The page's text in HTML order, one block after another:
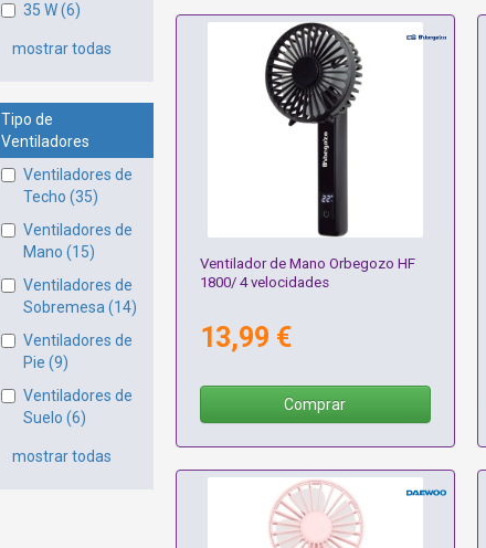
35 W (6)
mostrar todas
Tipo de
Ventiladores
Ventiladores de
Techo (35)
Ventiladores de
Mano (15)
Ventiladores de
Sobremesa (14)
Ventiladores de
Pie (9)
Ventiladores de
Suelo (6)
mostrar todas
Ventilador de Mano Orbegozo HF
1800/ 4 velocidades
13,99 €
Comprar